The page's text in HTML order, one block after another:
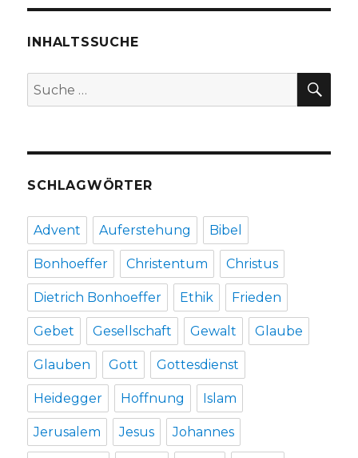
Behnert,
2018
INHALTSSUCHE
Suche
nach:
SCHLAGWÖRTER
Advent Auferstehung Bibel
Bonhoeffer Christentum Christus
Dietrich Bonhoeffer Ethik Frieden
Gebet Gesellschaft Gewalt Glaube
Glauben Gott Gottesdienst
Heidegger Hoffnung Islam
Jerusalem Jesus Johannes